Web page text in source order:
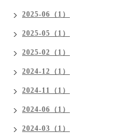
2025-06（1）
2025-05（1）
2025-02（1）
2024-12（1）
2024-11（1）
2024-06（1）
2024-03（1）